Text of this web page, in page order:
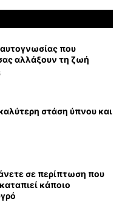
που
αλλάξουν τη ζωή
στάση ύπνου και
σε περίπτωση που
κάποιο